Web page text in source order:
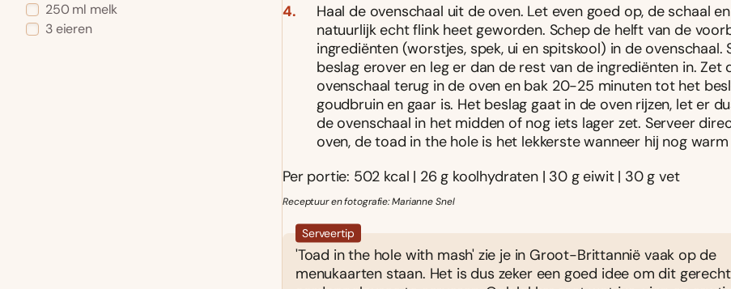
250 ml melk
3 eieren
Haal de ovenschaal uit de oven. Let even goed op, de schaal
natuurlĳk echt flink heet geworden. Schep de helft van de
ingrediënten (worstjes, spek, ui en spitskool) in de ovenschaal.
beslag erover en leg er dan de rest van de ingrediënten in. Zet
ovenschaal terug in de oven en bak 20-25 minuten tot het
goudbruin en gaar is. Het beslag gaat in de oven rĳzen, let er
de ovenschaal in het midden of nog iets lager zet. Serveer
oven, de toad in the hole is het lekkerste wanneer hĳ nog warm
Per portie: 502 kcal | 26 g koolhydraten | 30 g eiwit | 30 g vet
Receptuur en fotografie: Marianne Snel
Serveertip
'Toad in the hole with mash' zie je in Groot-Brittannië vaak op de
menukaarten staan. Het is dus zeker een goed idee om dit